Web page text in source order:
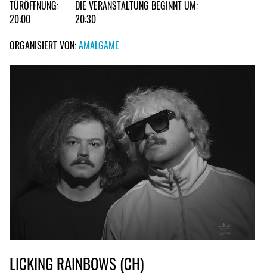
TÜRÖFFNUNG:
20:00
DIE VERANSTALTUNG BEGINNT UM:
20:30
ORGANISIERT VON:AMALGAME
LICKING RAINBOWS (CH)